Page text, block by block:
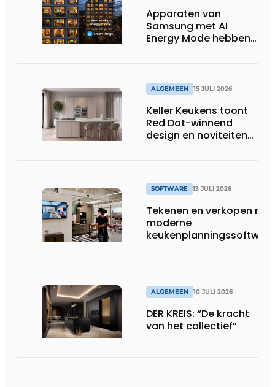
Apparaten van
Samsung met AI
Energy Mode hebben
huishoudens, wat
overeenkomt met het
wassen van 22.023.110
voetbalshirts
ALGEMEEN 15 JULI 2026
Keller Keukens toont
Red Dot-winnend
design en noviteiten
SOFTWARE 13 JULI 2026
Tekenen en verkopen met
moderne
keukenplanningssoftware
ALGEMEEN 10 JULI 2026
DER KREIS: “De kracht
van het collectief”